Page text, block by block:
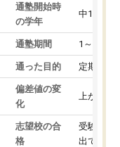
通塾開始時
の学年
中1
通塾期間 1～3ヵ月
通った目的 定期テス
偏差値の変
化
上がった
志望校の合
格
受験して
出ていな